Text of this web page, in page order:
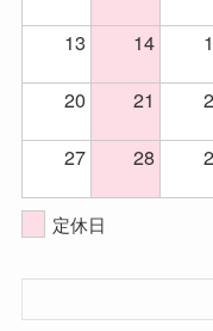
13
14
20
21
27
28
定休日